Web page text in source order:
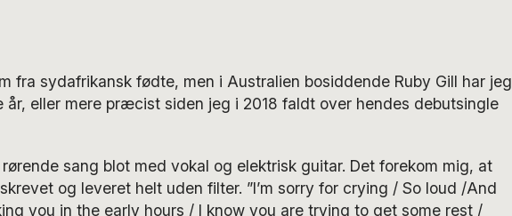
fra sydafrikansk fødte, men i Australien bosiddende Ruby Gill har jeg
år, eller mere præcist siden jeg i 2018 faldt over hendes debutsingle
sang blot med vokal og elektrisk guitar. Det forekom mig, at
og leveret helt uden filter. ”I’m sorry for crying / So loud /And
you in the early hours / I know you are trying to get some rest /